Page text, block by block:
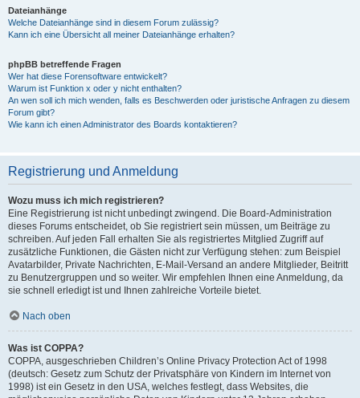
Dateianhänge
Welche Dateianhänge sind in diesem Forum zulässig?
Kann ich eine Übersicht all meiner Dateianhänge erhalten?
phpBB betreffende Fragen
Wer hat diese Forensoftware entwickelt?
Warum ist Funktion x oder y nicht enthalten?
An wen soll ich mich wenden, falls es Beschwerden oder juristische Anfragen zu diesem
Forum gibt?
Wie kann ich einen Administrator des Boards kontaktieren?
Registrierung und Anmeldung
Wozu muss ich mich registrieren?
Eine Registrierung ist nicht unbedingt zwingend. Die Board-Administration
dieses Forums entscheidet, ob Sie registriert sein müssen, um Beiträge zu
schreiben. Auf jeden Fall erhalten Sie als registriertes Mitglied Zugriff auf
zusätzliche Funktionen, die Gästen nicht zur Verfügung stehen: zum Beispiel
Avatarbilder, Private Nachrichten, E-Mail-Versand an andere Mitglieder, Beitritt
zu Benutzergruppen und so weiter. Wir empfehlen Ihnen eine Anmeldung, da
sie schnell erledigt ist und Ihnen zahlreiche Vorteile bietet.
Nach oben
Was ist COPPA?
COPPA, ausgeschrieben Children’s Online Privacy Protection Act of 1998
(deutsch: Gesetz zum Schutz der Privatsphäre von Kindern im Internet von
1998) ist ein Gesetz in den USA, welches festlegt, dass Websites, die